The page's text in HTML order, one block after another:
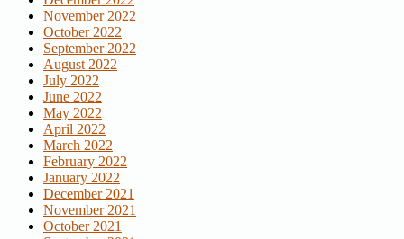
November 2022
October 2022
September 2022
August 2022
July 2022
June 2022
May 2022
April 2022
March 2022
February 2022
January 2022
December 2021
November 2021
October 2021